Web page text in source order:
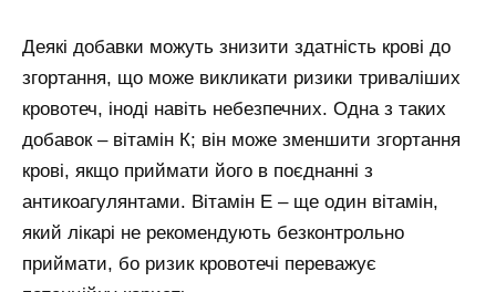
Деякі добавки можуть знизити здатність крові до
згортання, що може викликати ризики триваліших
кровотеч, іноді навіть небезпечних. Одна з таких
добавок – вітамін К; він може зменшити згортання
крові, якщо приймати його в поєднанні з
антикоагулянтами. Вітамін Е – ще один вітамін,
який лікарі не рекомендують безконтрольно
приймати, бо ризик кровотечі переважує